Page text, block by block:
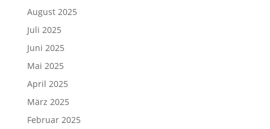
August 2025
Juli 2025
Juni 2025
Mai 2025
April 2025
März 2025
Februar 2025